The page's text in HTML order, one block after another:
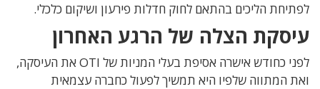
לפתיחת הליכים בהתאם לחוק חדלות פירעון ושיקום כלכלי.
עיסקת הצלה של הרגע האחרון
לפני כחודש אישרה אסיפת בעלי המניות של OTI את העיסקה,
ואת המתווה שלפיו היא תמשיך לפעול כחברה עצמאית